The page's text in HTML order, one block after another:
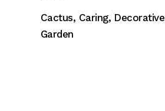
Cactus Caring Decorative
Garden